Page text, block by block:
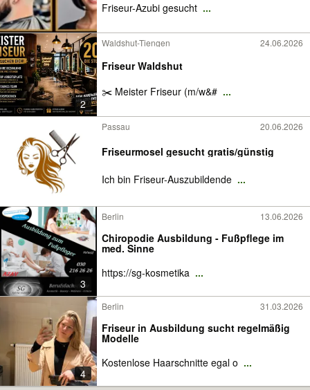
Friseur-Azubi gesucht ...
2
Waldshut-Tiengen 24.06.2026
Friseur Waldshut
✂️ Meister Friseur (m/w&# ...
Passau 20.06.2026
Friseurmosel gesucht gratis/günstig
Ich bin Friseur-Auszubildende ...
3
Berlin 13.06.2026
Chiropodie Ausbildung - Fußpflege im
med. Sinne
https://sg-kosmetika ...
4
Berlin 31.03.2026
Friseur in Ausbildung sucht regelmäßig
Modelle
Kostenlose Haarschnitte egal o ...